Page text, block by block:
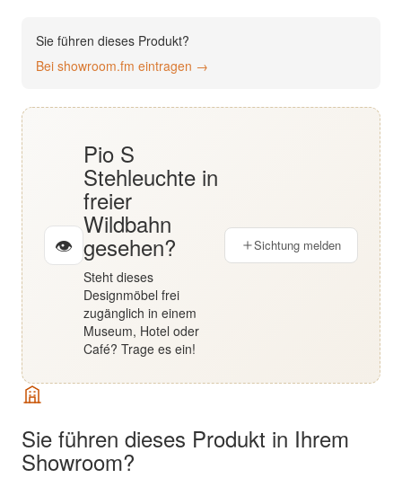
Sie führen dieses Produkt?
Bei showroom.fm eintragen →
👁
Pio S
Stehleuchte in
freier
Wildbahn
gesehen?
Steht dieses
Designmöbel frei
zugänglich in einem
Museum, Hotel oder
Café? Trage es ein!
Sichtung melden
Sie führen dieses Produkt in Ihrem
Showroom?